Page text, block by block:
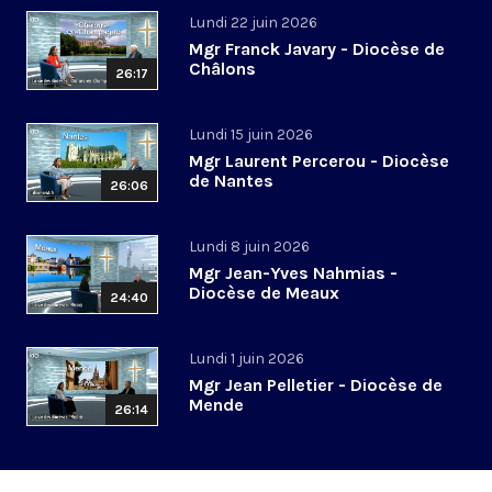
26:17
Lundi 22 juin 2026
Mgr Franck Javary - Diocèse de
Châlons
26:06
Lundi 15 juin 2026
Mgr Laurent Percerou - Diocèse
de Nantes
24:40
Lundi 8 juin 2026
Mgr Jean-Yves Nahmias -
Diocèse de Meaux
26:14
Lundi 1 juin 2026
Mgr Jean Pelletier - Diocèse de
Mende